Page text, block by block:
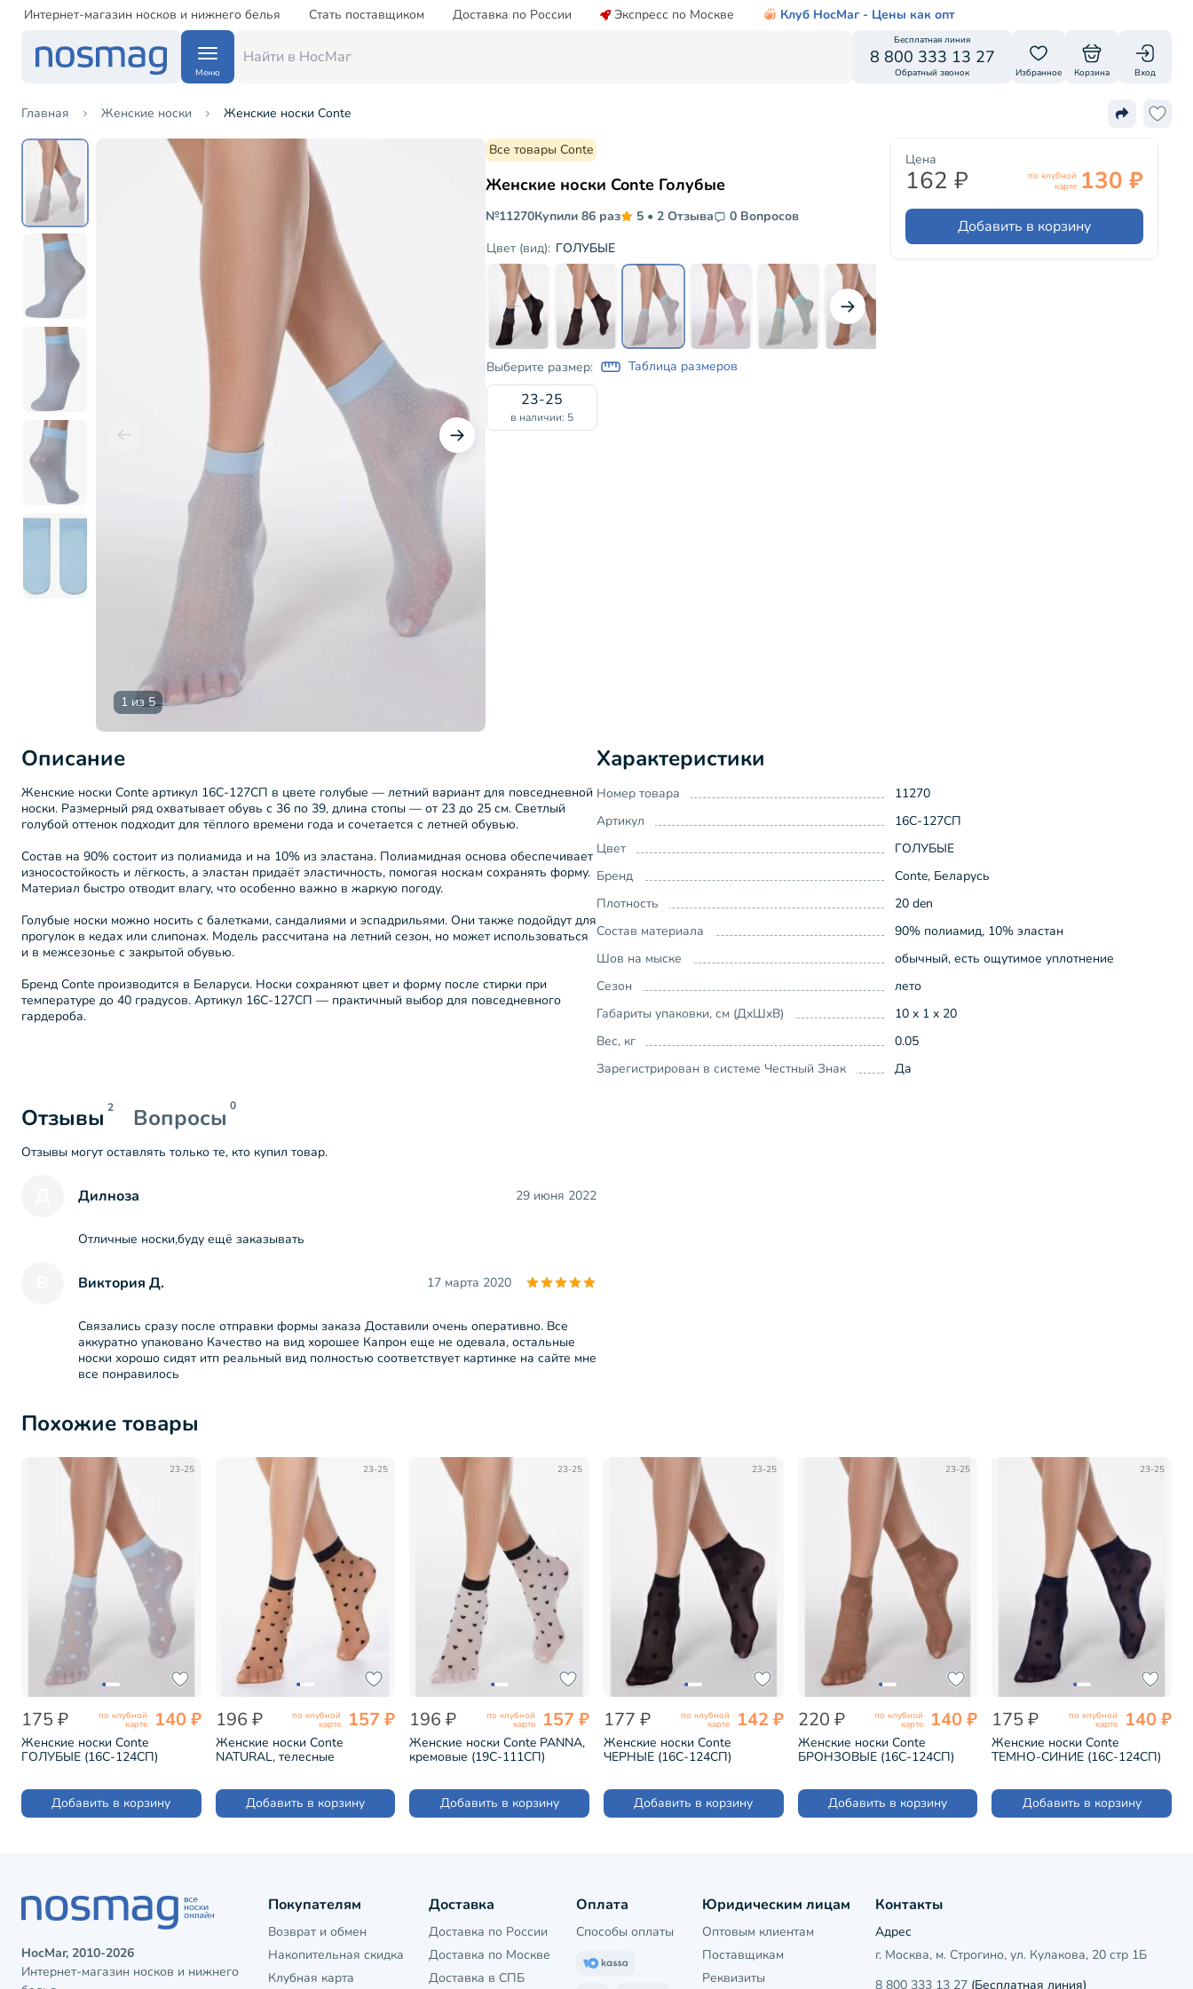
Интернет-магазин носков и нижнего белья Стать поставщиком Доставка по России Экспресс по Москве Клуб НосМаг - Цены как опт
Меню
Бесплатная линия
8 800 333 13 27
Обратный звонок Избранное Корзина Вход
Главная Женские носки Женские носки Conte
1 из 5
Все товары Conte
Женские носки Conte Голубые
№11270Купили 86 раз 5 • 2 Отзыва
0 Вопросов
Цвет (вид): ГОЛУБЫЕ
Выберите размер: Таблица размеров
23-25
в наличии: 5
Цена
162 ₽
по клубной
карте 130 ₽
Добавить в корзину
Описание
Женские носки Conte артикул 16С-127СП в цвете голубые — летний вариант для повседневной
носки. Размерный ряд охватывает обувь с 36 по 39, длина стопы — от 23 до 25 см. Светлый
голубой оттенок подходит для тёплого времени года и сочетается с летней обувью.
Состав на 90% состоит из полиамида и на 10% из эластана. Полиамидная основа обеспечивает
износостойкость и лёгкость, а эластан придаёт эластичность, помогая носкам сохранять форму.
Материал быстро отводит влагу, что особенно важно в жаркую погоду.
Голубые носки можно носить с балетками, сандалиями и эспадрильями. Они также подойдут для
прогулок в кедах или слипонах. Модель рассчитана на летний сезон, но может использоваться
и в межсезонье с закрытой обувью.
Бренд Conte производится в Беларуси. Носки сохраняют цвет и форму после стирки при
температуре до 40 градусов. Артикул 16С-127СП — практичный выбор для повседневного
гардероба.
Характеристики
Номер товара
11270
Артикул
16С-127СП
Цвет
ГОЛУБЫЕ
Бренд
Conte, Беларусь
Плотность
20 den
Состав материала
90% полиамид, 10% эластан
Шов на мыске
обычный, есть ощутимое уплотнение
Сезон
лето
Габариты упаковки, см (ДхШхВ)
10 x 1 x 20
Вес, кг
0.05
Зарегистрирован в системе Честный Знак
Да
Отзывы 2 Вопросы 0
Отзывы могут оставлять только те, кто купил товар.
Дилноза 29 июня 2022
Отличные носки,буду ещё заказывать
Виктория Д. 17 марта 2020
Связались сразу после отправки формы заказа Доставили очень оперативно. Все
аккуратно упаковано Качество на вид хорошее Капрон еще не одевала, остальные
носки хорошо сидят итп реальный вид полностью соответствует картинке на сайте мне
все понравилось
Похожие товары
23-25
175 ₽ по клубной
карте 140 ₽
Женские носки Conte
ГОЛУБЫЕ (16С-124СП)
Добавить в корзину
23-25
196 ₽ по клубной
карте 157 ₽
Женские носки Conte
NATURAL, телесные
Добавить в корзину
23-25
196 ₽ по клубной
карте 157 ₽
Женские носки Conte PANNA,
кремовые (19С-111СП)
Добавить в корзину
23-25
177 ₽ по клубной
карте 142 ₽
Женские носки Conte
ЧЕРНЫЕ (16С-124СП)
Добавить в корзину
23-25
220 ₽ по клубной
карте 140 ₽
Женские носки Conte
БРОНЗОВЫЕ (16С-124СП)
Добавить в корзину
23-25
175 ₽ по клубной
карте 140 ₽
Женские носки Conte
ТЕМНО-СИНИЕ (16С-124СП)
Добавить в корзину
НосМаг, 2010-2026
Интернет-магазин носков и нижнего
Покупателям
Возврат и обмен
Накопительная скидка
Клубная карта
Доставка
Доставка по России
Доставка по Москве
Доставка в СПБ
Оплата
Способы оплаты
Юридическим лицам
Оптовым клиентам
Поставщикам
Реквизиты
Контакты
Адрес
г. Москва, м. Строгино, ул. Кулакова, 20 стр 1Б
8 800 333 13 27(Бесплатная линия)